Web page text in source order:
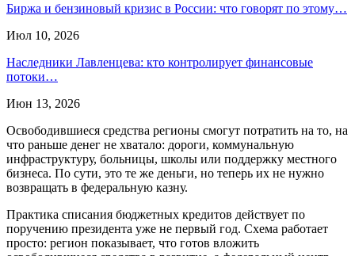
Биржа и бензиновый кризис в России: что говорят по этому…
Июл 10, 2026
Наследники Лавленцева: кто контролирует финансовые
потоки…
Июн 13, 2026
Освободившиеся средства регионы смогут потратить на то, на
что раньше денег не хватало: дороги, коммунальную
инфраструктуру, больницы, школы или поддержку местного
бизнеса. По сути, это те же деньги, но теперь их не нужно
возвращать в федеральную казну.
Практика списания бюджетных кредитов действует по
поручению президента уже не первый год. Схема работает
просто: регион показывает, что готов вложить